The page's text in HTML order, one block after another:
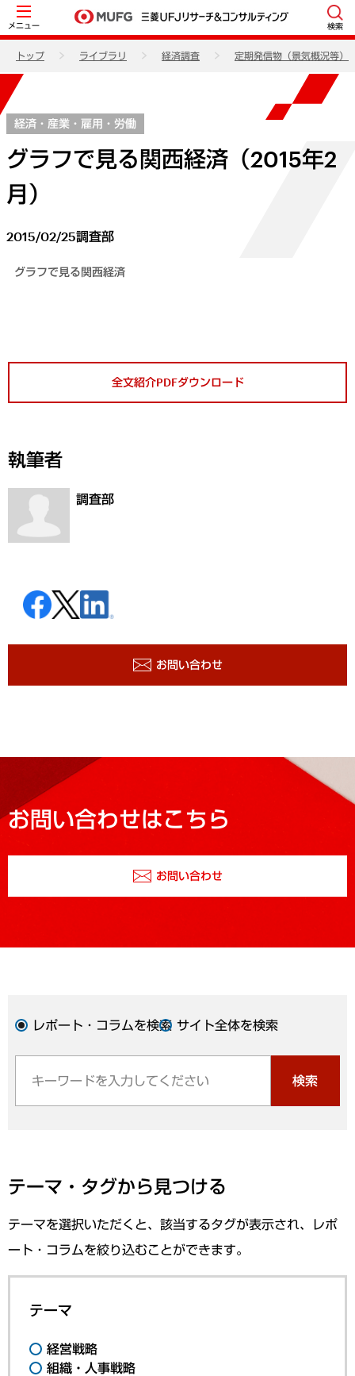
メニュー 検索
トップ ライブラリ 経済調査 定期発信物（景気概況等）
経済・産業・雇用・労働
グラフで見る関西経済（2015年2
月）
2015/02/25調査部
グラフで見る関西経済
全文紹介PDFダウンロード
執筆者
調査部
お問い合わせ
お問い合わせはこちら
お問い合わせ
レポート・コラムを検索 サイト全体を検索
検索
テーマ・タグから見つける
テーマを選択いただくと、該当するタグが表示され、レポ
ート・コラムを絞り込むことができます。
テーマ
経営戦略
組織・人事戦略